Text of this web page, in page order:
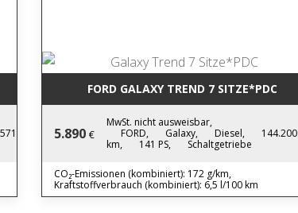
FORD GALAXY TREND 7 SITZE*PDC
5.890 €
MwSt. nicht ausweisbar,
FORD,
Galaxy, Diesel,
144.200
km,
141 PS, Schaltgetriebe
CO₂-Emissionen (kombiniert): 172 g/km,
Kraftstoffverbrauch (kombiniert): 6,5 l/100 km